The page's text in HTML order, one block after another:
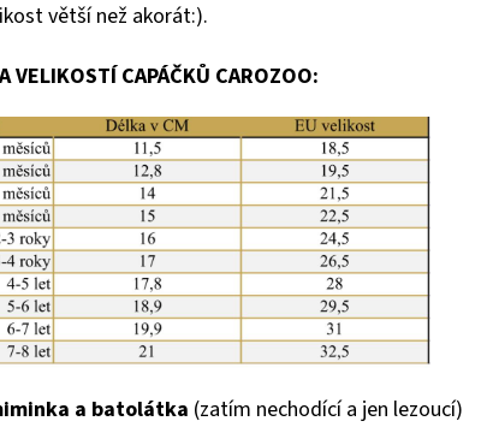
větší než akorát:).
VELIKOSTÍ CAPÁČKŮ CAROZOO:
a batolátka (zatím nechodící a jen lezoucí)